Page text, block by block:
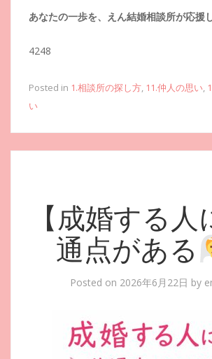
あなたの一歩を、えん結婚相談所が応援
4248
Posted in 1.相談所の探し方, 11.仲人の思い,
い
【成婚する
通点がある
Posted on 2026年6月22日 by